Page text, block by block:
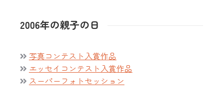
2006年の親子の日
写真コンテスト入賞作品
エッセイコンテスト入賞作品
スーパーフォトセッション